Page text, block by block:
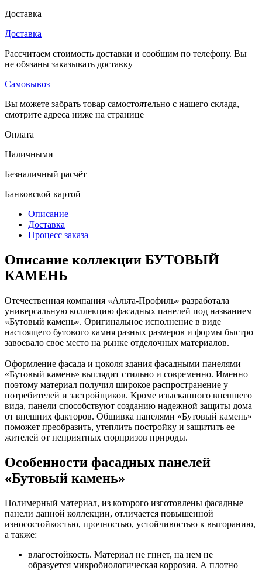
Доставка
Доставка
Рассчитаем стоимость доставки и сообщим по телефону. Вы
не обязаны заказывать доставку
Самовывоз
Вы можете забрать товар самостоятельно с нашего склада,
смотрите адреса ниже на странице
Оплата
Наличными
Безналичный расчёт
Банковской картой
Описание
Доставка
Процесс заказа
Описание коллекции БУТОВЫЙ
КАМЕНЬ
Отечественная компания «Альта-Профиль» разработала
универсальную коллекцию фасадных панелей под названием
«Бутовый камень». Оригинальное исполнение в виде
настоящего бутового камня разных размеров и формы быстро
завоевало свое место на рынке отделочных материалов.
Оформление фасада и цоколя здания фасадными панелями
«Бутовый камень» выглядит стильно и современно. Именно
поэтому материал получил широкое распространение у
потребителей и застройщиков. Кроме изысканного внешнего
вида, панели способствуют созданию надежной защиты дома
от внешних факторов. Обшивка панелями «Бутовый камень»
поможет преобразить, утеплить постройку и защитить ее
жителей от неприятных сюрпризов природы.
Особенности фасадных панелей
«Бутовый камень»
Полимерный материал, из которого изготовлены фасадные
панели данной коллекции, отличается повышенной
износостойкостью, прочностью, устойчивостью к выгоранию,
а также:
влагостойкость. Материал не гниет, на нем не
образуется микробиологическая коррозия. А плотно